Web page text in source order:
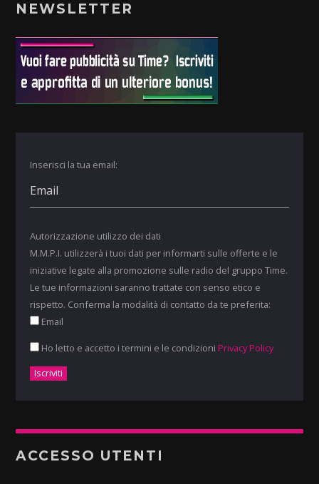
NEWSLETTER
Inserisci la tua email:
Autorizzazione utilizzo dei dati
M.M.P.I. utilizzerà i tuoi dati per informarti sulle offerte e le
iniziative legate alla promozione sulle radio del gruppo Time.
Le tue informazioni saranno trattate con senso etico e
rispetto. Conferma la modalità di contatto da te preferita:
Email
Ho letto e accetto i termini e le condizioni Privacy Policy
ACCESSO UTENTI